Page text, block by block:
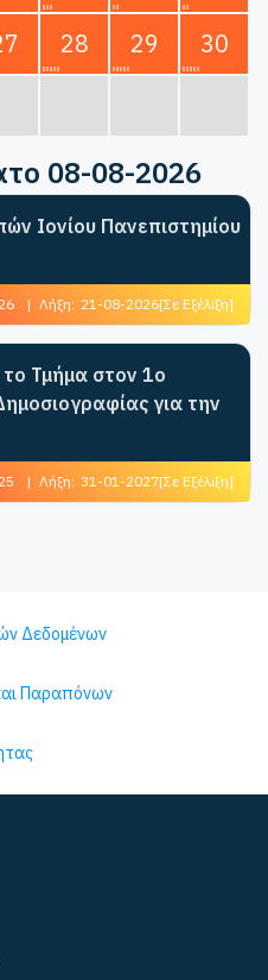
28 29
30
08-08-2026
Ιονίου Πανεπιστημίου
| Λήξη: 21-08-2026[Σε Εξέλιξη]
το Τμήμα στον 1ο
για την
| Λήξη: 31-01-2027[Σε Εξέλιξη]
Δεδομένων
Παραπόνων